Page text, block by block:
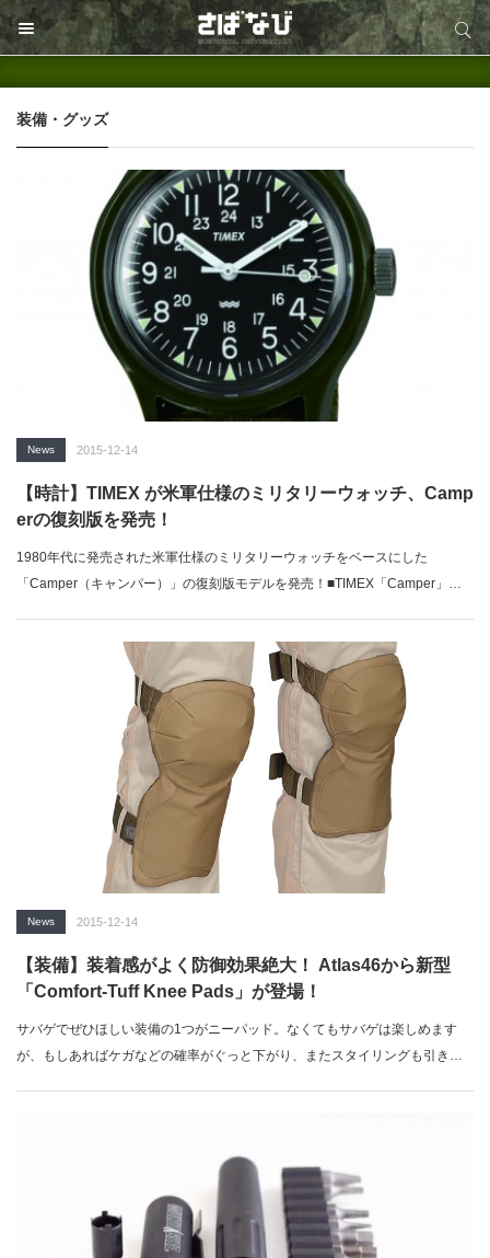
サイト内検索
装備・グッズ
News 2015-12-14
【時計】TIMEX が米軍仕様のミリタリーウォッチ、Camp
erの復刻版を発売！
1980年代に発売された米軍仕様のミリタリーウォッチをベースにした
「Camper（キャンパー）」の復刻版モデルを発売！■TIMEX「Camper」…
News 2015-12-14
【装備】装着感がよく防御効果絶大！ Atlas46から新型
「Comfort-Tuff Knee Pads」が登場！
サバゲでぜひほしい装備の1つがニーパッド。なくてもサバゲは楽しめます
が、もしあればケガなどの確率がぐっと下がり、またスタイリングも引き締
サイト内検索